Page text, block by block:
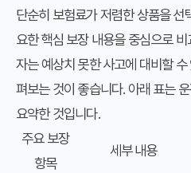
단순히 보험료가 저렴한 상품을 선
요한 핵심 보장 내용을 중심으로
자는 예상치 못한 사고에 대비할
펴보는 것이 좋습니다. 아래 표는
요약한 것입니다.
주요 보장
항목
세부 내용